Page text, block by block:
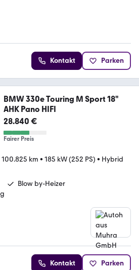
Kontakt Parken
BMW 330e Touring M Sport 18"
AHK Pano HIFI
28.840 €
Fairer Preis
100.825 km • 185 kW (252 PS) • Hybrid
Blow by-Heizer
Kontakt Parken